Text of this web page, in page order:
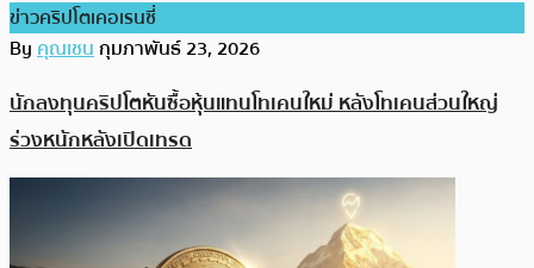
ข่าวคริปโตเคอเรนซี่
Byคุณเชนกุมภาพันธ์ 23, 2026
นักลงทุนคริปโตหันซื้อหุ้นแทนโทเคนใหม่ หลังโทเคนส่วนใหญ่
ร่วงหนักหลังเปิดเทรด